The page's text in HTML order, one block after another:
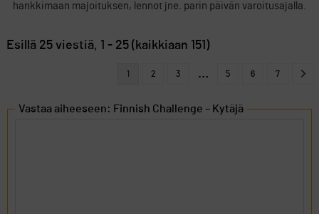
hankkimaan majoituksen, lennot jne. parin päivän varoitusajalla.
Esillä 25 viestiä, 1 - 25 (kaikkiaan 151)
1 2 3 … 5 6 7
Vastaa aiheeseen: Finnish Challenge – Kytäjä